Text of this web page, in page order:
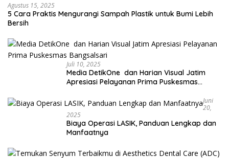
Agustus 15, 2025
5 Cara Praktis Mengurangi Sampah Plastik untuk Bumi Lebih
Bersih
Juli 10, 2025
Media DetikOne dan Harian Visual Jatim
Apresiasi Pelayanan Prima Puskesmas
Juni
20,
2025
Biaya Operasi LASIK, Panduan Lengkap dan
Manfaatnya